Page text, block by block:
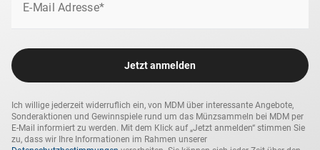
E-Mail Adresse*
Jetzt anmelden
Ich willige jederzeit widerruflich ein, von MDM über interessante Angebote,
Sonderaktionen und Gewinnspiele rund um das Münzsammeln bei MDM per
E-Mail informiert zu werden. Mit dem Klick auf „Jetzt anmelden“ stimmen Sie
zu, dass wir Ihre Informationen im Rahmen unserer